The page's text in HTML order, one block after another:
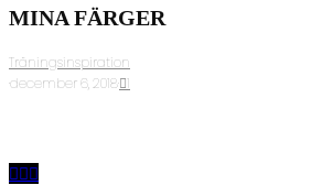
MINA FÄRGER
Träningsinspiration
·december 6, 2018· 1